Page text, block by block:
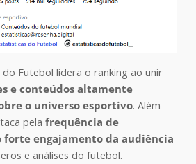
Futebol lidera o ranking ao unir
e conteúdos altamente
o universo esportivo. Além
pela frequência de
forte engajamento da audiência
e análises do futebol.